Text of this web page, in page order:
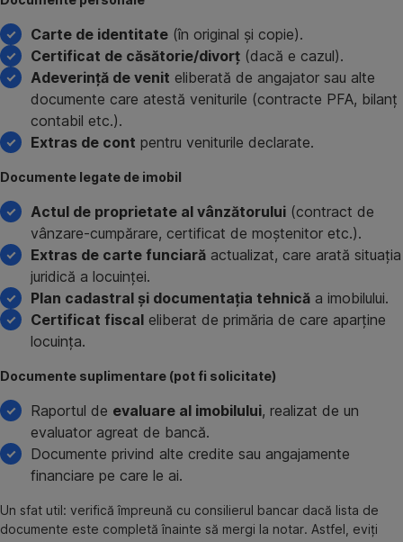
Carte de identitate (în original și copie).
Certificat de căsătorie/divorț (dacă e cazul).
Adeverință de venit eliberată de angajator sau alte
documente care atestă veniturile (contracte PFA, bilanț
contabil etc.).
Extras de cont pentru veniturile declarate.
Documente legate de imobil
Actul de proprietate al vânzătorului (contract de
vânzare-cumpărare, certificat de moștenitor etc.).
Extras de carte funciară actualizat, care arată situația
juridică a locuinței.
Plan cadastral și documentația tehnică a imobilului.
Certificat fiscal eliberat de primăria de care aparține
locuința.
Documente suplimentare (pot fi solicitate)
Raportul de evaluare al imobilului, realizat de un
evaluator agreat de bancă.
Documente privind alte credite sau angajamente
financiare pe care le ai.
Un sfat util: verifică împreună cu consilierul bancar dacă lista de
documente este completă înainte să mergi la notar. Astfel, eviți